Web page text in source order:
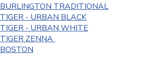
BURLINGTON TRADITIONAL
TIGER - URBAN BLACK
TIGER - URBAN WHITE
TIGER ZENNA
BOSTON